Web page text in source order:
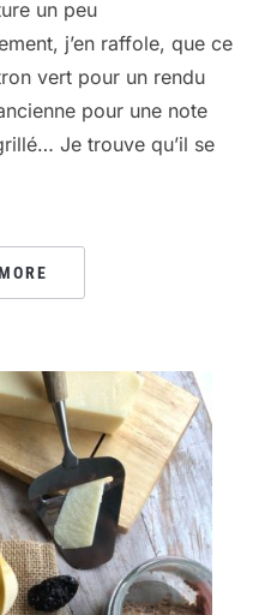
un peu
j’en raffole, que ce
vert pour un rendu
pour une note
Je trouve qu’il se